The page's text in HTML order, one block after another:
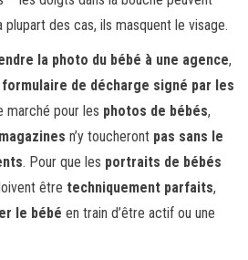
des cas, ils masquent le visage.
la photo du bébé à une agence,
formulaire de décharge signé par les
marché pour les photos de bébés,
magazines n’y toucheront pas sans le
. Pour que les portraits de bébés
être techniquement parfaits,
le bébé en train d’être actif ou une